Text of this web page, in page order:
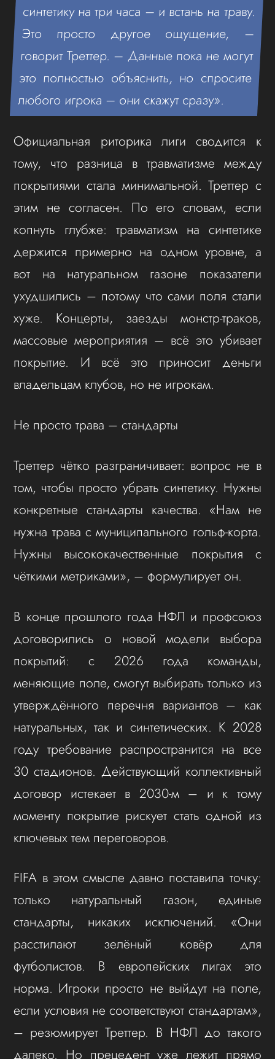
синтетику на три часа – и встань на траву.
Это просто другое ощущение, –
говорит Треттер. – Данные пока не могут
это полностью объяснить, но спросите
любого игрока – они скажут сразу».
Официальная риторика лиги сводится к
тому, что разница в травматизме между
покрытиями стала минимальной. Треттер с
этим не согласен. По его словам, если
копнуть глубже: травматизм на синтетике
держится примерно на одном уровне, а
вот на натуральном газоне показатели
ухудшились – потому что сами поля стали
хуже. Концерты, заезды монстр-траков,
массовые мероприятия – всё это убивает
покрытие. И всё это приносит деньги
владельцам клубов, но не игрокам.
Не просто трава – стандарты
Треттер чётко разграничивает: вопрос не в
том, чтобы просто убрать синтетику. Нужны
конкретные стандарты качества. «Нам не
нужна трава с муниципального гольф-корта.
Нужны высококачественные покрытия с
чёткими метриками», – формулирует он.
В конце прошлого года НФЛ и профсоюз
договорились о новой модели выбора
покрытий: с 2026 года команды,
меняющие поле, смогут выбирать только из
утверждённого перечня вариантов – как
натуральных, так и синтетических. К 2028
году требование распространится на все
30 стадионов. Действующий коллективный
договор истекает в 2030-м – и к тому
моменту покрытие рискует стать одной из
ключевых тем переговоров.
FIFA в этом смысле давно поставила точку:
только натуральный газон, единые
стандарты, никаких исключений. «Они
расстилают зелёный ковёр для
футболистов. В европейских лигах это
норма. Игроки просто не выйдут на поле,
если условия не соответствуют стандартам»,
– резюмирует Треттер. В НФЛ до такого
далеко. Но прецедент уже лежит прямо